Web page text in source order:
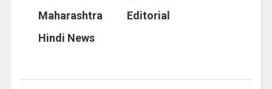
Maharashtra
Editorial
Hindi News